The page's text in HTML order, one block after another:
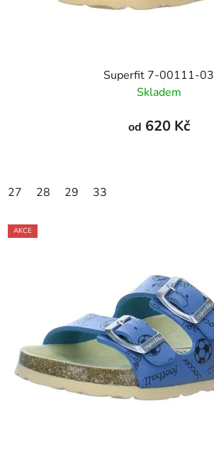
Superfit 7-00111-03
Skladem
od 620 Kč
27 28 29 33
AKCE